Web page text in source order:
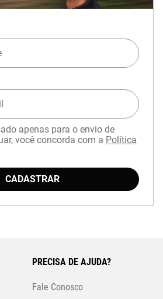
e garanta
.
apenas para o envio de
você concorda com a Política
CADASTRAR
PRECISA DE AJUDA?
Fale Conosco